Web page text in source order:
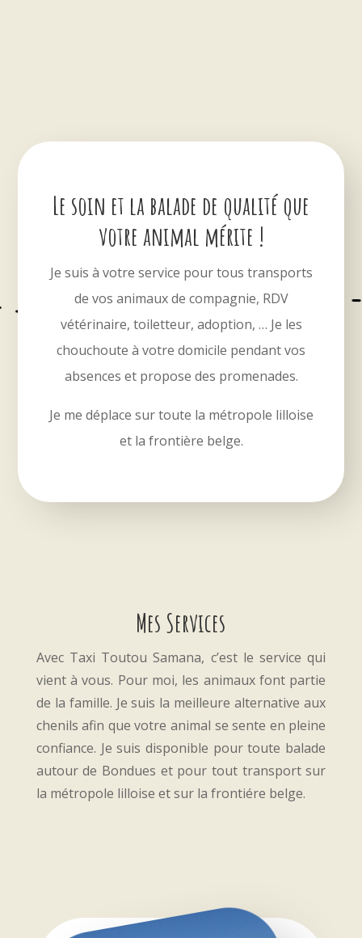
Le soin et la balade de qualité que
votre animal mérite !
Je suis à votre service pour tous transports
de vos animaux de compagnie, RDV
vétérinaire, toiletteur, adoption, … Je les
chouchoute à votre domicile pendant vos
absences et propose des promenades.
Je me déplace sur toute la métropole lilloise
et la frontière belge.
Mes Services
Avec Taxi Toutou Samana, c’est le service qui
vient à vous. Pour moi, les animaux font partie
de la famille. Je suis la meilleure alternative aux
chenils afin que votre animal se sente en pleine
confiance. Je suis disponible pour toute balade
autour de Bondues et pour tout transport sur
la métropole lilloise et sur la frontiére belge.